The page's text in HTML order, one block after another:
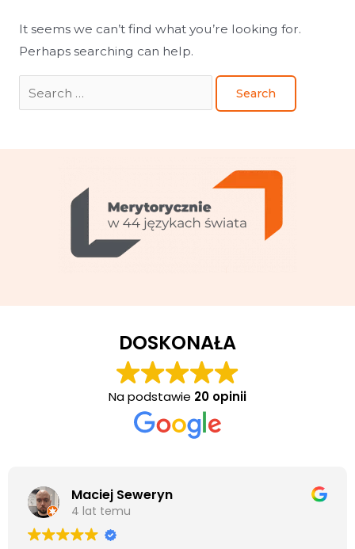
It seems we can’t find what you’re looking for.
Perhaps searching can help.
DOSKONAŁA
Na podstawie 20 opinii
Maciej Seweryn
4 lat temu